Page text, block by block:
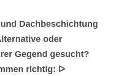
Dachbeschichtung
oder
Gegend gesucht?
richtig: ᐅ